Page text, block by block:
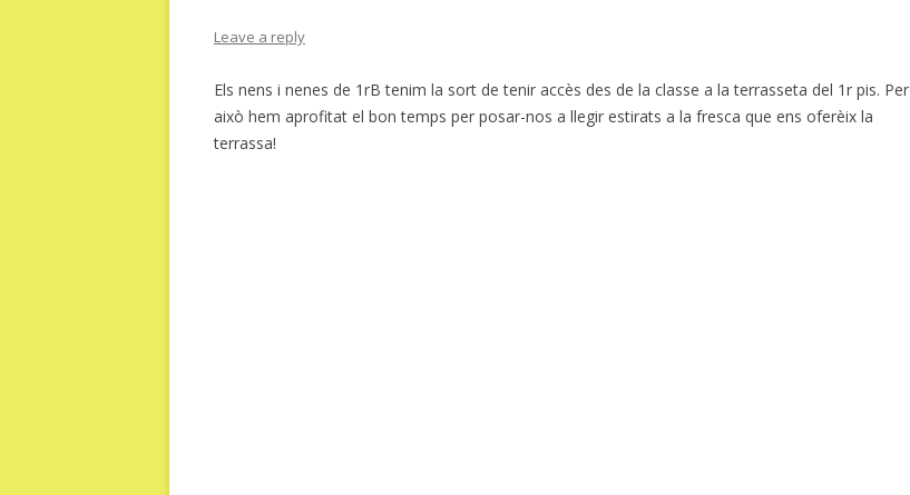
Leave a reply
Els nens i nenes de 1rB tenim la sort de tenir accès des de la classe a la terrasseta del 1r pis. Per
això hem aprofitat el bon temps per posar-nos a llegir estirats a la fresca que ens oferèix la
terrassa!